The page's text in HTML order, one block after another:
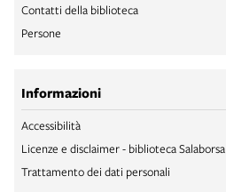
Contatti della biblioteca
Persone
Informazioni
Accessibilità
Licenze e disclaimer - biblioteca Salaborsa
Trattamento dei dati personali